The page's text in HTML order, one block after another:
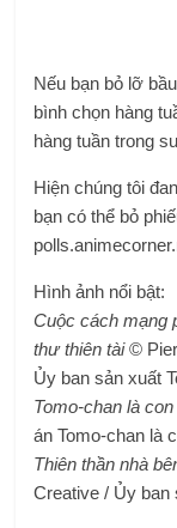
Nếu bạn bỏ lỡ
bình chọn hàng
hàng tuần trong
Hiện chúng tôi
bạn có thể bỏ
Hình ảnh nổi bật:
Cuộc cách mạng
thư thiên tài©
Ủy ban sản xuất
Tomo-chan là con
án Tomo-chan là
Thiên thần nhà
Creative / Ủy ban